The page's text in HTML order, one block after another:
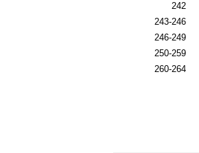
242
243-246
246-249
250-259
260-264